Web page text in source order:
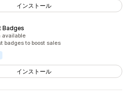
インストール
Badges
available
badges to boost sales
インストール